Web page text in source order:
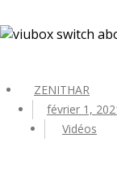
ZENITHAR
février 1,
Vidéos